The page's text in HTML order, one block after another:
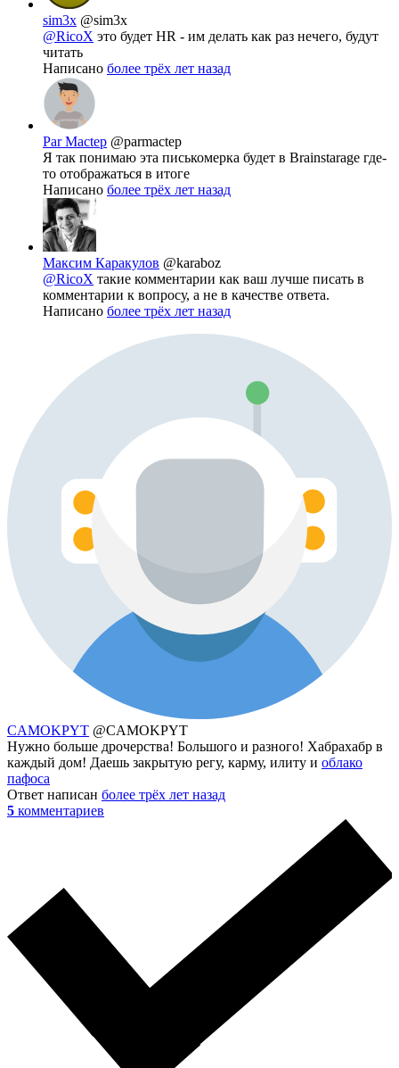
sim3x @sim3x
@RicoX это будет HR - им делать как раз нечего, будут
читать
Написано более трёх лет назад
Par Mactep @parmactep
Я так понимаю эта писькомерка будет в Brainstarage где-
то отображаться в итоге
Написано более трёх лет назад
Максим Каракулов @karaboz
@RicoX такие комментарии как ваш лучше писать в
комментарии к вопросу, а не в качестве ответа.
Написано более трёх лет назад
CAMOKPYT @CAMOKPYT
Нужно больше дрочерства! Большого и разного! Хабрахабр в
каждый дом! Даешь закрытую регу, карму, илиту и облако
пафоса
Ответ написан более трёх лет назад
5 комментариев